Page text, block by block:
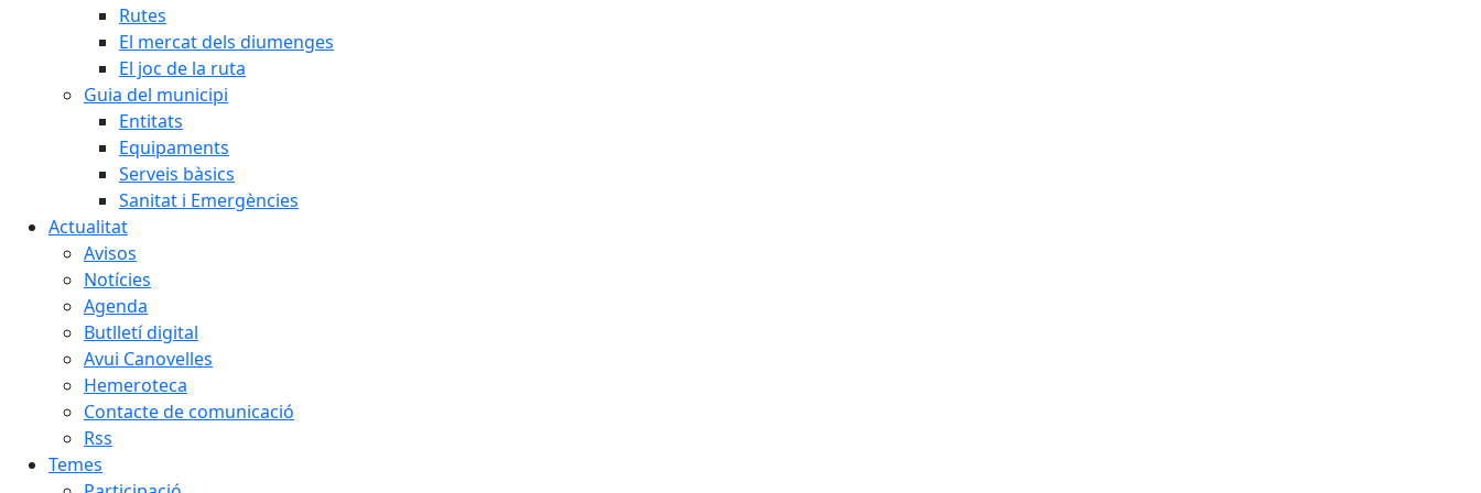
Rutes
El mercat dels diumenges
El joc de la ruta
Guia del municipi
Entitats
Equipaments
Serveis bàsics
Sanitat i Emergències
Actualitat
Avisos
Notícies
Agenda
Butlletí digital
Avui Canovelles
Hemeroteca
Contacte de comunicació
Rss
Temes